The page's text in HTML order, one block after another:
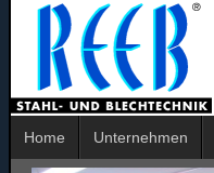
Home Unternehmen